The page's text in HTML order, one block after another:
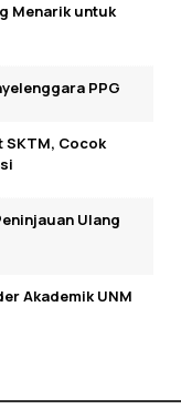
Menarik untuk
PPG
SKTM, Cocok
Ulang
Akademik UNM